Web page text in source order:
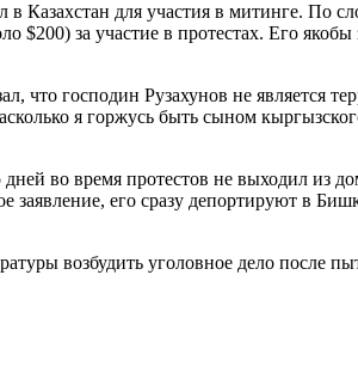
Казахстан для участия в митинге. По
за участие в протестах. Его якобы
что господин Рузахунов не является
я горжусь быть сыном
во время протестов не выходил из
заявление, его сразу депортируют в
возбудить уголовное дело после